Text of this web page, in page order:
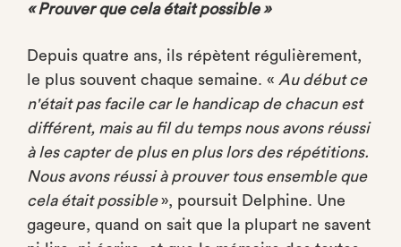
« Prouver que cela était possible »
Depuis quatre ans, ils répètent régulièrement,
le plus souvent chaque semaine. « Au début ce
n'était pas facile car le handicap de chacun est
différent, mais au fil du temps nous avons réussi
à les capter de plus en plus lors des répétitions.
Nous avons réussi à prouver tous ensemble que
cela était possible», poursuit Delphine. Une
gageure, quand on sait que la plupart ne savent